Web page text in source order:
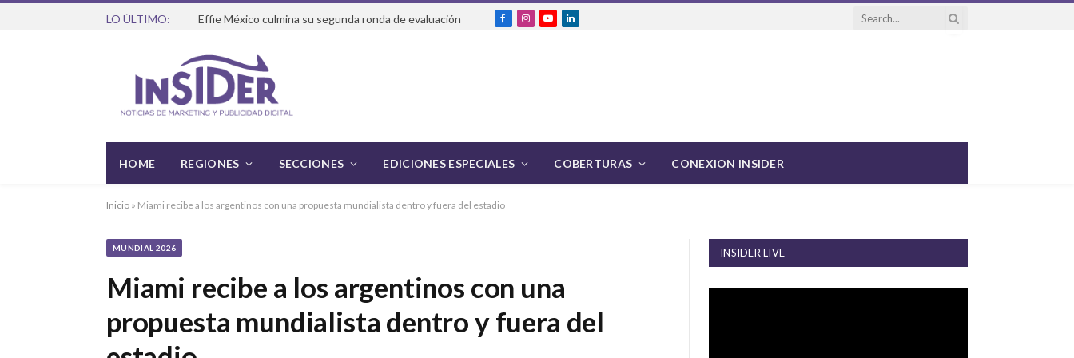
LO ÚLTIMO: Effie México culmina su segunda ronda de evaluación
FacebookInstagram
YouTubeLinkedIn
HOME REGIONES SECCIONES EDICIONES ESPECIALES COBERTURAS CONEXION INSIDER
Inicio » Miami recibe a los argentinos con una propuesta mundialista dentro y fuera del estadio
MUNDIAL 2026
Miami recibe a los argentinos con una
propuesta mundialista dentro y fuera del
INSIDER LIVE